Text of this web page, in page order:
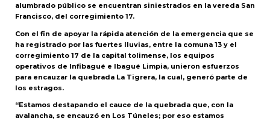
alumbrado público se encuentran siniestrados en la vereda San
Francisco, del corregimiento 17.
Con el fin de apoyar la rápida atención de la emergencia que se
ha registrado por las fuertes lluvias, entre la comuna 13 y el
corregimiento 17 de la capital tolimense, los equipos
operativos de Infibagué e Ibagué Limpia, unieron esfuerzos
para encauzar la quebrada La Tigrera, la cual, generó parte de
los estragos.
“Estamos destapando el cauce de la quebrada que, con la
avalancha, se encauzó en Los Túneles; por eso estamos